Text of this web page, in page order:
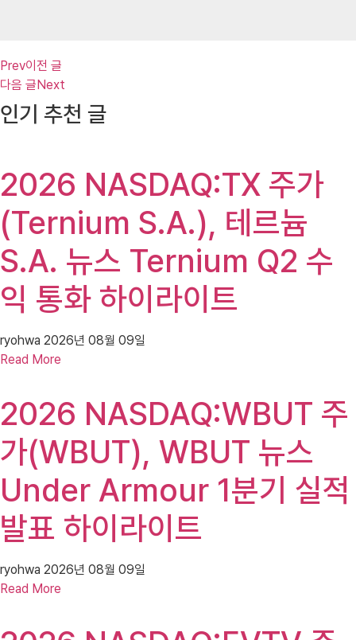
Prev이전 글
다음 글Next
인기 추천 글
2026 NASDAQ:TX 주가
(Ternium S.A.), 테르늄
S.A. 뉴스 Ternium Q2 수
익 통화 하이라이트
ryohwa 2026년 08월 09일
Read More
2026 NASDAQ:WBUT 주
가(WBUT), WBUT 뉴스
Under Armour 1분기 실적
발표 하이라이트
ryohwa 2026년 08월 09일
Read More